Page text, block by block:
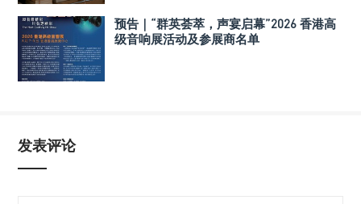
预告｜“群英荟萃，声宴启幕”2026 香港高
级音响展活动及参展商名单
发表评论